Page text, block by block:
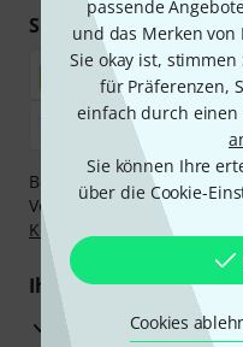
passende
und das Merken
Sie okay ist,
für Präferenzen,
einfach durch einen
Sie können Ihre
über die Cookie-
Cookies
Sicher einkaufen &
Bezahlen Sie vertraulich
Vorkasse, PayPal, Amazon
Klarna Ratenzahlung
Ihre Vorteile
3 Jahre Thomann